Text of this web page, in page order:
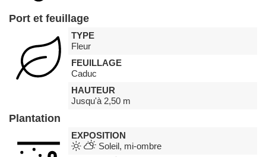
Port et feuillage
TYPE
Fleur
FEUILLAGE
Caduc
HAUTEUR
Jusqu'à 2,50 m
Plantation
EXPOSITION
Soleil, mi-ombre